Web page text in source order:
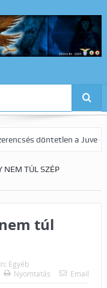
döntetlen a Juve elleni
NEM TÚL SZÉP
túl
In: Egyéb
Nyomtatás
Email